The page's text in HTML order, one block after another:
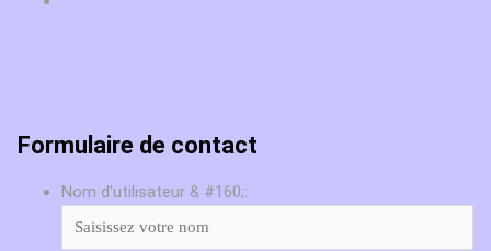
Formulaire de contact
Nom d'utilisateur & #160;: